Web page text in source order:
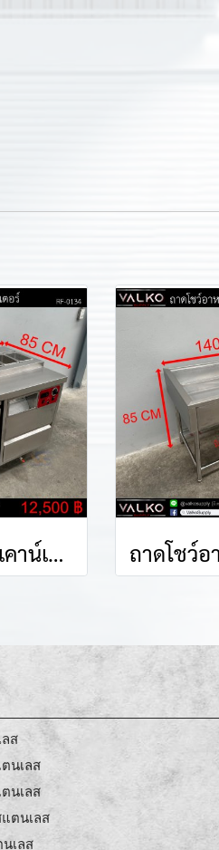
ตู้เย็น+ตู้วอร์ม เคาน์เตอร์ 85(+5)x105x86+4 cm.
ส
นเลส
นเลส
ตนเลส
เลส